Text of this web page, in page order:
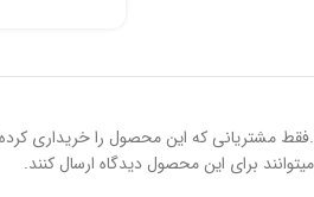
.فقط مشتریانی که این محصول را خریداری
میتوانند برای این محصول دیدگاه ارسال کنند.